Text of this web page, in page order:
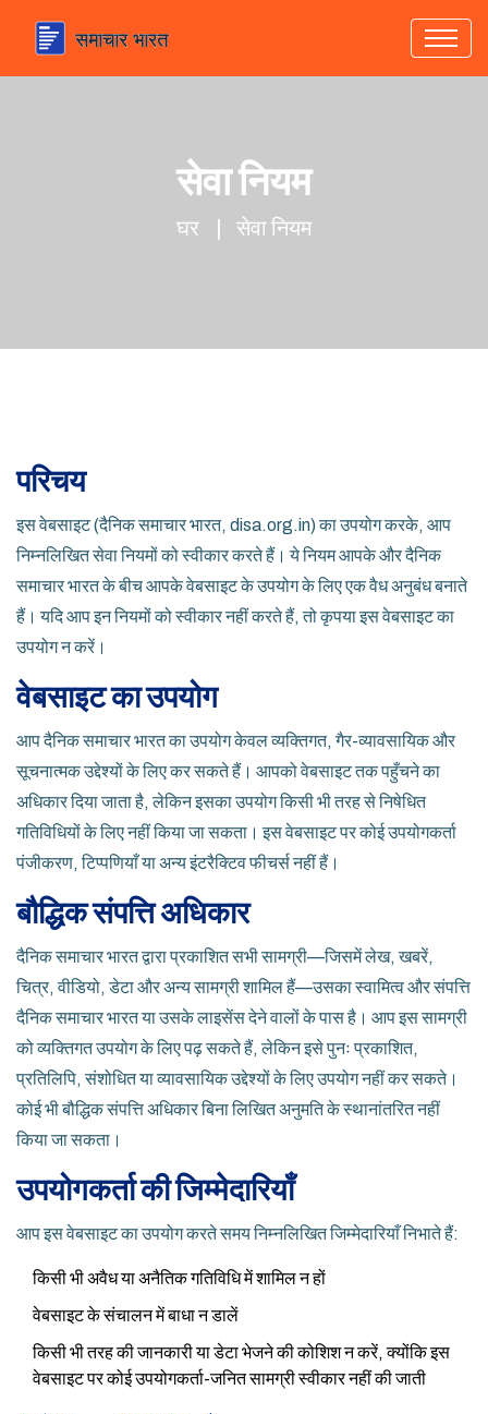
सेवा नियम
घर सेवा नियम
परिचय
इस वेबसाइट (दैनिक समाचार भारत, disa.org.in) का उपयोग करके, आप
निम्नलिखित सेवा नियमों को स्वीकार करते हैं। ये नियम आपके और दैनिक
समाचार भारत के बीच आपके वेबसाइट के उपयोग के लिए एक वैध अनुबंध बनाते
हैं। यदि आप इन नियमों को स्वीकार नहीं करते हैं, तो कृपया इस वेबसाइट का
उपयोग न करें।
वेबसाइट का उपयोग
आप दैनिक समाचार भारत का उपयोग केवल व्यक्तिगत, गैर-व्यावसायिक और
सूचनात्मक उद्देश्यों के लिए कर सकते हैं। आपको वेबसाइट तक पहुँचने का
अधिकार दिया जाता है, लेकिन इसका उपयोग किसी भी तरह से निषेधित
गतिविधियों के लिए नहीं किया जा सकता। इस वेबसाइट पर कोई उपयोगकर्ता
पंजीकरण, टिप्पणियाँ या अन्य इंटरैक्टिव फीचर्स नहीं हैं।
बौद्धिक संपत्ति अधिकार
दैनिक समाचार भारत द्वारा प्रकाशित सभी सामग्री—जिसमें लेख, खबरें,
चित्र, वीडियो, डेटा और अन्य सामग्री शामिल हैं—उसका स्वामित्व और संपत्ति
दैनिक समाचार भारत या उसके लाइसेंस देने वालों के पास है। आप इस सामग्री
को व्यक्तिगत उपयोग के लिए पढ़ सकते हैं, लेकिन इसे पुनः प्रकाशित,
प्रतिलिपि, संशोधित या व्यावसायिक उद्देश्यों के लिए उपयोग नहीं कर सकते।
कोई भी बौद्धिक संपत्ति अधिकार बिना लिखित अनुमति के स्थानांतरित नहीं
किया जा सकता।
उपयोगकर्ता की जिम्मेदारियाँ
आप इस वेबसाइट का उपयोग करते समय निम्नलिखित जिम्मेदारियाँ निभाते हैं:
किसी भी अवैध या अनैतिक गतिविधि में शामिल न हों
वेबसाइट के संचालन में बाधा न डालें
किसी भी तरह की जानकारी या डेटा भेजने की कोशिश न करें, क्योंकि इस
वेबसाइट पर कोई उपयोगकर्ता-जनित सामग्री स्वीकार नहीं की जाती